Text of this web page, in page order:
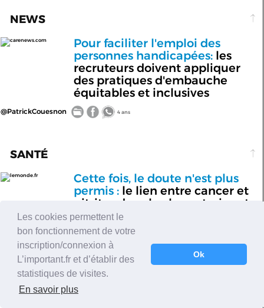
NEWS
carenews.com
Pour faciliter l'emploi des
personnes handicapées:les
recruteurs doivent appliquer
des pratiques d'embauche
équitables et inclusives
@PatrickCouesnon 4 ans
SANTÉ
lemonde.fr
Cette fois, le doute n'est plus
permis :le lien entre cancer et
nitrites dans la charcuterie est
confirmé
@lemondefr 4 ans
L’Agence nationale de sécurité sanitaire préconise de réduire
l’exposition de la population aux produits utilisés pour transformer et
conserver la viande.
NEWS
Les cookies permettent le
bon fonctionnement de votre
inscription/connexion à
L’important.fr et d’établir des
statistiques de visites.
En savoir plus
Ok